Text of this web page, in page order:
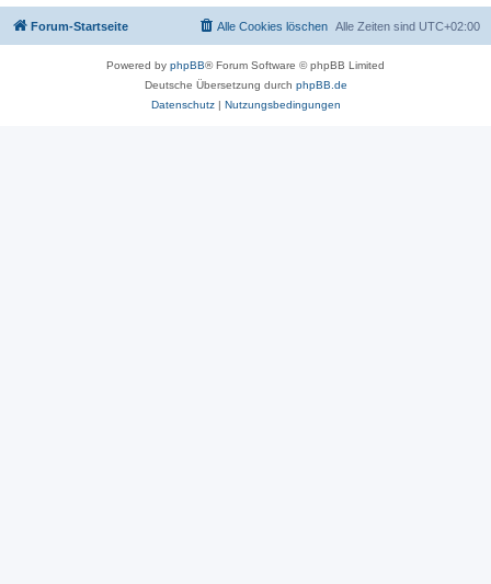
Forum-Startseite Alle Zeiten sind UTC+02:00
Alle Cookies löschen
Powered by phpBB® Forum Software © phpBB Limited
Deutsche Übersetzung durch phpBB.de
Datenschutz| Nutzungsbedingungen